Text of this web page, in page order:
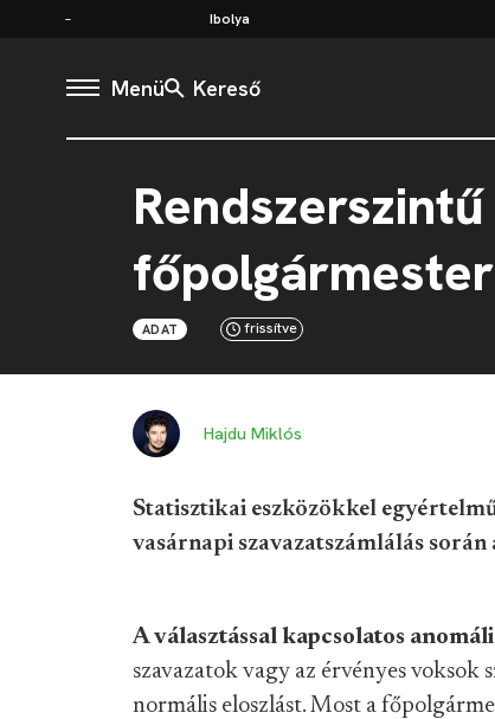
Ibolya
Menü Kereső
ADAT frissítve
Hajdu Miklós
Statisztikai eszközökkel
vasárnapi szavazatszámlálás során
A választással kapcsolatos
szavazatok vagy az érvényes
normális eloszlást. Most a